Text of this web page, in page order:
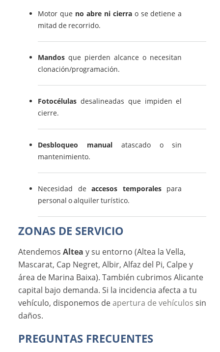
Motor que no abre ni cierrao se detiene a
mitad de recorrido.
Mandos que pierden alcance o necesitan
clonación/programación.
Fotocélulas desalineadas que impiden el
cierre.
Desbloqueo manualatascado o sin
mantenimiento.
Necesidad deaccesos temporalespara
personal o alquiler turístico.
ZONAS DE SERVICIO
AtendemosAltea y su entorno (Altea la Vella,
Mascarat, Cap Negret, Albir, Alfaz del Pi, Calpe y
área de Marina Baixa). También cubrimos Alicante
capital bajo demanda. Si la incidencia afecta a tu
vehículo, disponemos deapertura de vehículos sin
daños.
PREGUNTAS FRECUENTES